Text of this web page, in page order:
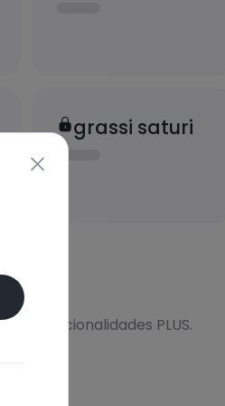
grassi saturi
funcionalidades PLUS.